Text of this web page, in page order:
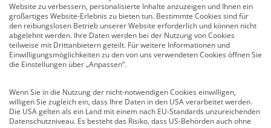
Mediadaten
Infocenter
Veranstaltungen
Nachrichten
Abo kündigen
Vertrag widerrufen
Kontakt
Website zu verbessern, personalisierte Inhalte anzuzeigen und Ihnen ein
großartiges Website-Erlebnis zu bieten tun. Bestimmte Cookies sind für
den reibungslosen Betrieb unserer Website erforderlich und können nicht
abgelehnt werden. Ihre Daten werden bei der Nutzung von Cookies
teilweise mit Drittanbietern geteilt. Für weitere Informationen und
Einwilligungsmöglichkeiten zu den von uns verwendeten Cookies öffnen Sie
die Einstellungen über „Anpassen“.
Wenn Sie in die Nutzung der nicht-notwendigen Cookies einwilligen,
willigen Sie zugleich ein, dass Ihre Daten in den USA verarbeitet werden.
Die USA gelten als ein Land mit einem nach EU-Standards unzureichenden
Datenschutzniveau. Es besteht das Risiko, dass US-Behörden auch ohne